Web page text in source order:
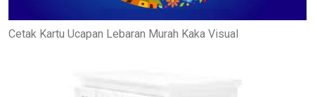
Cetak Kartu Ucapan Lebaran Murah Kaka Visual